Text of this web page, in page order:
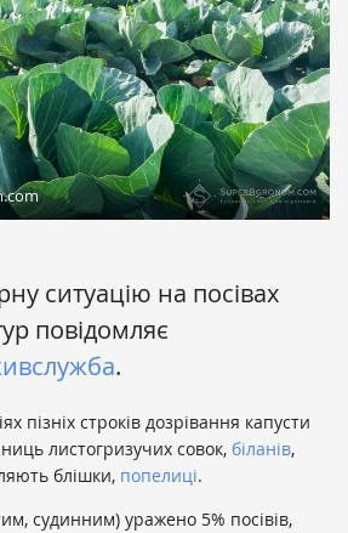
ситуацію на посівах
повідомляє
.
пізніх строків дозрівання капусти
листогризучих совок, біланів,
блішки, попелиці.
судинним) уражено 5% посівів,